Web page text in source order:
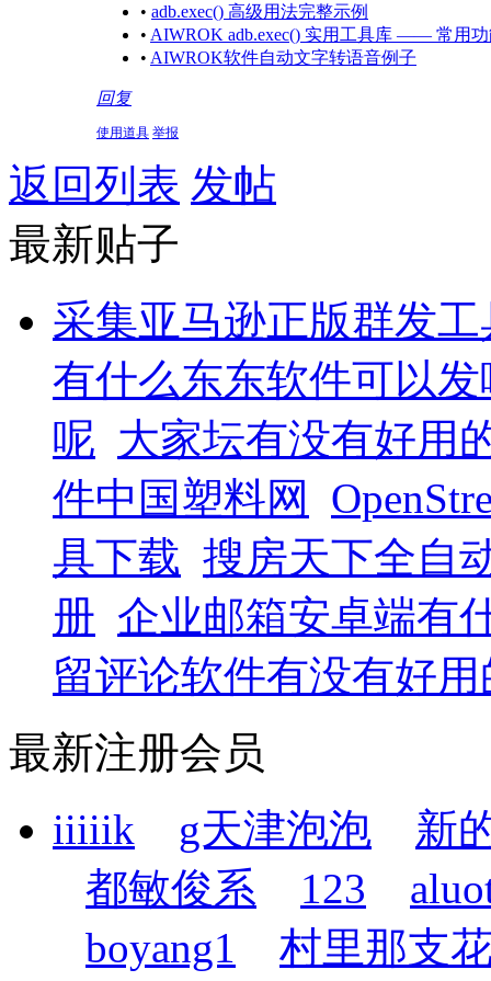
• adb.exec() 高级用法完整示例
• AIWROK adb.exec() 实用工具库 —— 常用
• AIWROK软件自动文字转语音例子
回复
使用道具 举报
返回列表 发帖
最新贴子
采集亚马逊正版群发
有什么东东软件可以发
呢 大家坛有没有好用
件中国塑料网
具下载 搜房天下全自
册 企业邮箱安卓端有
留评论软件有没有好
最新注册会员
iiiiik
g天津泡泡
新
都敏俊系
123
boyang1
村里那支